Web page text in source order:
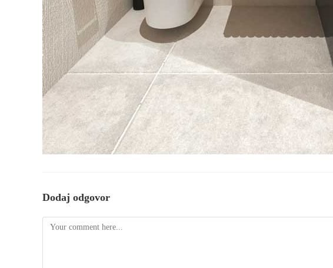
Dodaj odgovor